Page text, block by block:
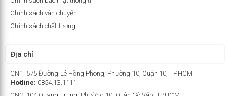
Chính sách vận chuyển
Chính sách chất lượng
Địa chỉ
CN1: 575 Đường Lê Hồng Phong, Phường 10, Quận 10, TP.HCM
Hotline: 0854.13.1111